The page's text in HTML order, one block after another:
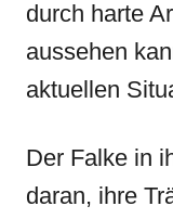
durch harte
aussehen
aktuellen
Der Falke in
daran, ihre